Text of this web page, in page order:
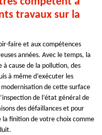
travaux sur la
faire et aux compétences
années. Avec le temps, la
cause de la pollution, des
à même d’exécuter les
de cette surface
de l’état général de
des défaillances et pour
la finition de votre choix comme